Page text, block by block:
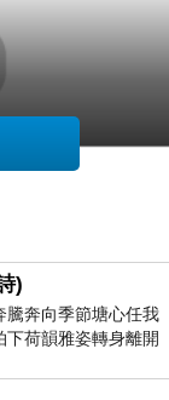
)
騰奔向季節塘心任我
荷韻雅姿轉身離開
上盼望